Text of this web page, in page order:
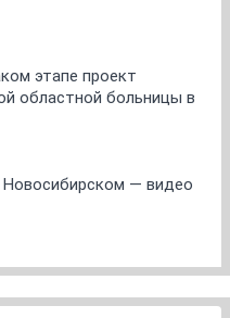
этапе проект
областной больницы в
Новосибирском — видео